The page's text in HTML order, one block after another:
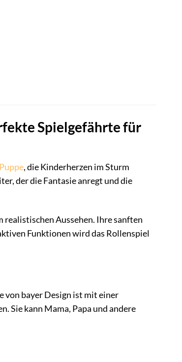
Spielgefährte für
Puppe, die Kinderherzen im Sturm
der die Fantasie anregt und die
Aussehen. Ihre sanften
Funktionen wird das Rollenspiel
von bayer Design ist mit einer
Sie kann Mama, Papa und andere